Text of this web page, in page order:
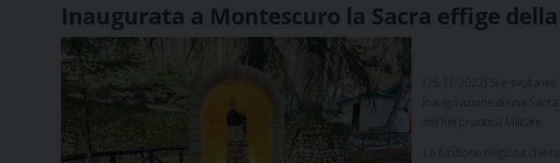
Inaugurata a Montescuro la Sacra effige
(25-11-2022) Si è svolta
inaugurazione di una
dell’Aeronautica Militare.
La funzione religiosa che